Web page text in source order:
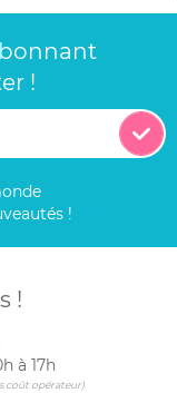
!
!
!
à 17h
coût opérateur)